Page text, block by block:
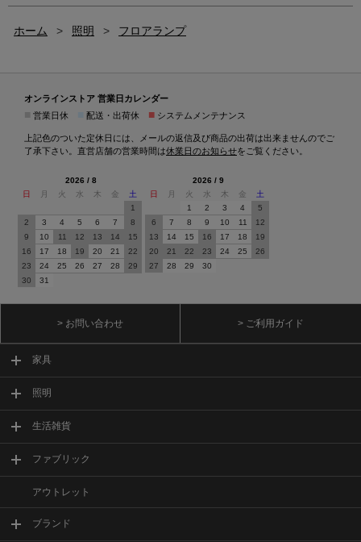
ホーム > 照明 > フロアランプ
オンラインストア 営業日カレンダー
営業日休 配送・出荷休 ■ システムメンテナンス
上記色のついた定休日には、メールの返信及び商品の出荷は出来ませんのでご
了承下さい。直営店舗の営業時間は休業日のお知らせをご覧ください。
2026 / 8
日
月 火 水 木 金
土
1
2
3 4 5 6 7
8
9
10 11 12 13 14
15
16
17 18 19 20 21
22
23
24 25 26 27 28
29
30
31
2026 / 9
日
月 火 水 木 金
土
1
2 3 4
5
6
7 8 9 10 11
12
13
14 15 16 17 18
19
20
21 22 23 24 25
26
27
28 29 30
> お問い合わせ > ご利用ガイド
家具
照明
生活雑貨
ファブリック
アウトレット
ブランド